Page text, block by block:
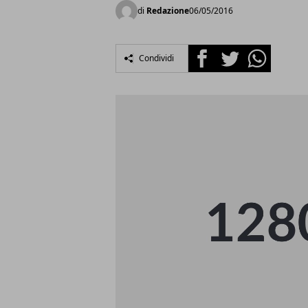
di Redazione06/05/2016
Condividi FacebookTwitterWhatsapp